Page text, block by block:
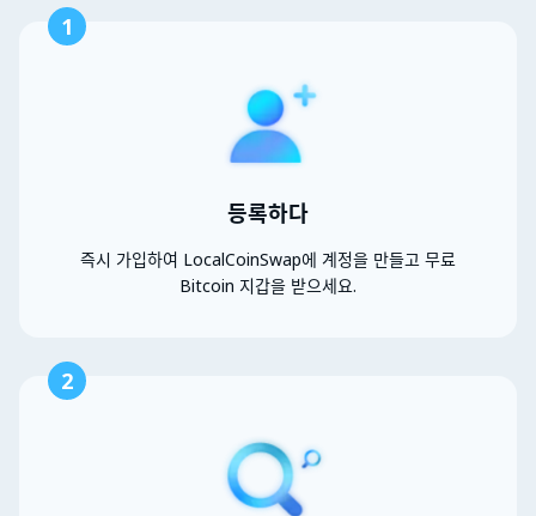
1
등록하다
즉시 가입하여 LocalCoinSwap에 계정을 만들고 무료
Bitcoin 지갑을 받으세요.
2